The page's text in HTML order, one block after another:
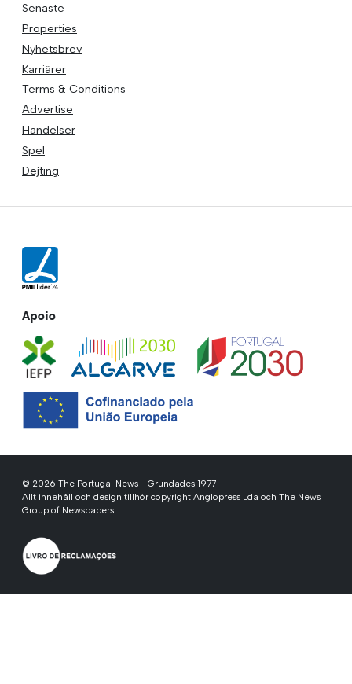
Senaste
Properties
Nyhetsbrev
Karriärer
Terms & Conditions
Advertise
Händelser
Spel
Dejting
Apoio
© 2026 The Portugal News - Grundades 1977
Allt innehåll och design tillhör copyright Anglopress Lda och The News
Group of Newspapers